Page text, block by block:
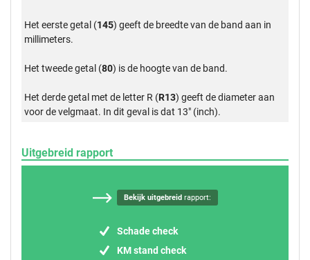
Het eerste getal (145) geeft de breedte van de band aan in
millimeters.
Het tweede getal (80) is de hoogte van de band.
Het derde getal met de letter R (R13) geeft de diameter aan
voor de velgmaat. In dit geval is dat 13" (inch).
Uitgebreid rapport
Bekijk uitgebreid rapport:
Schade check
KM stand check